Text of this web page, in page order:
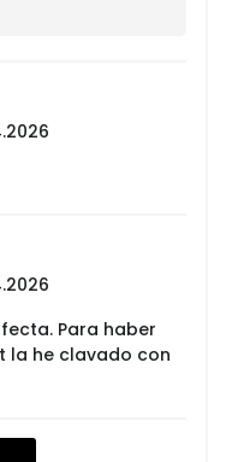
Para haber
la he clavado con